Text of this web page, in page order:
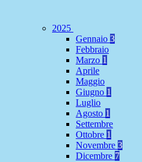
2025
Gennaio 3
Febbraio
Marzo 1
Aprile
Maggio
Giugno 1
Luglio
Agosto 1
Settembre
Ottobre 1
Novembre 3
Dicembre 7